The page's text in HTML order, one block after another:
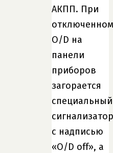
АКПП. При
отключенном
O/D на
панели
приборов
загорается
специальный
сигнализатор
с надписью
«O/D off», а